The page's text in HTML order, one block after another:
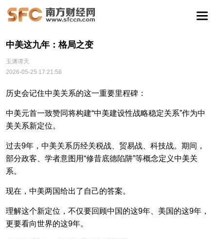
中美这九年：格局之变
玉渊谭天
2026-05-25 17:21:58
历史会记住中美关系的这一重要里程碑：
中美元首一致赞同将构建“中美建设性战略稳定关系”作为中
美关系新定位。
过去9年，中美关系历经关税战、贸易战、科技战。期间，
部分政客、学者意图用“修昔底德陷阱”等概念定义中美关
系。
现在，中美两国给出了自己的答案。
理解这个新定位，不仅要回顾中国的这9年、美国的这9年，
更要看向世界的这9年。